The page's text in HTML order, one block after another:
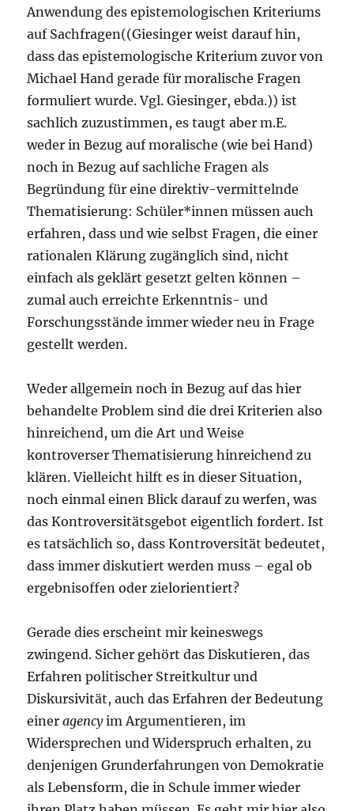
Anwendung des epistemologischen Kriteriums
auf Sachfragen((Giesinger weist darauf hin,
dass das epistemologische Kriterium zuvor von
Michael Hand gerade für moralische Fragen
formuliert wurde. Vgl. Giesinger, ebda.)) ist
sachlich zuzustimmen, es taugt aber m.E.
weder in Bezug auf moralische (wie bei Hand)
noch in Bezug auf sachliche Fragen als
Begründung für eine direktiv-vermittelnde
Thematisierung: Schüler*innen müssen auch
erfahren, dass und wie selbst Fragen, die einer
rationalen Klärung zugänglich sind, nicht
einfach als geklärt gesetzt gelten können –
zumal auch erreichte Erkenntnis- und
Forschungsstände immer wieder neu in Frage
gestellt werden.
Weder allgemein noch in Bezug auf das hier
behandelte Problem sind die drei Kriterien also
hinreichend, um die Art und Weise
kontroverser Thematisierung hinreichend zu
klären. Vielleicht hilft es in dieser Situation,
noch einmal einen Blick darauf zu werfen, was
das Kontroversitätsgebot eigentlich fordert. Ist
es tatsächlich so, dass Kontroversität bedeutet,
dass immer diskutiert werden muss – egal ob
ergebnisoffen oder zielorientiert?
Gerade dies erscheint mir keineswegs
zwingend. Sicher gehört das Diskutieren, das
Erfahren politischer Streitkultur und
Diskursivität, auch das Erfahren der Bedeutung
eineragencyim Argumentieren, im
Widersprechen und Widerspruch erhalten, zu
denjenigen Grunderfahrungen von Demokratie
als Lebensform, die in Schule immer wieder